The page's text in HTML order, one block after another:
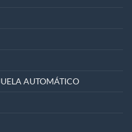
AUTOMÁTICO